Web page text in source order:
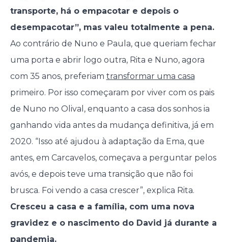
transporte, há o empacotar e depois o
desempacotar”, mas valeu totalmente a pena.
Ao contrário de Nuno e Paula, que queriam fechar
uma porta e abrir logo outra, Rita e Nuno, agora
com 35 anos, preferiam transformar uma casa
primeiro. Por isso começaram por viver com os pais
de Nuno no Olival, enquanto a casa dos sonhos ia
ganhando vida antes da mudança definitiva, já em
2020. “Isso até ajudou à adaptação da Ema, que
antes, em Carcavelos, começava a perguntar pelos
avós, e depois teve uma transição que não foi
brusca. Foi vendo a casa crescer”, explica Rita.
Cresceu a casa e a família, com uma nova
gravidez e o nascimento do David já durante a
pandemia.